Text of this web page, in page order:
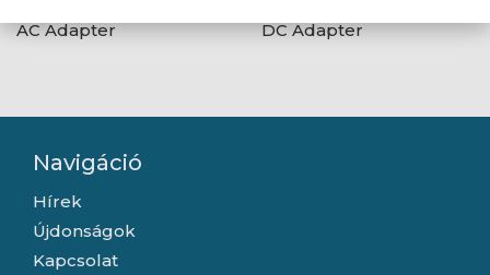
AC Adapter
DC Adapter
Navigáció
Hírek
Újdonságok
Kapcsolat